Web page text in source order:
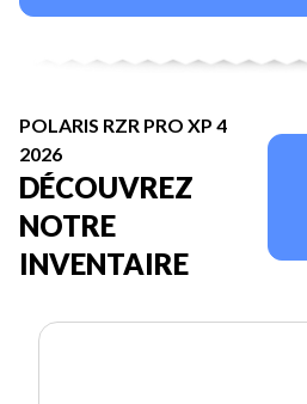
POLARIS RZR PRO XP 4
2026
DÉCOUVREZ
NOTRE
INVENTAIRE